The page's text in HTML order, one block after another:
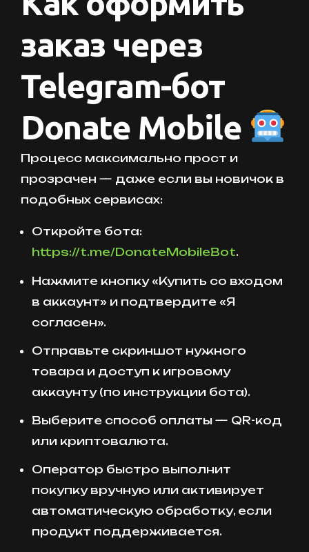
заказ через
Telegram-бот
Donate Mobile
Процесс максимально прост и
прозрачен — даже если вы новичок в
подобных сервисах:
Откройте бота:
https://t.me/DonateMobileBot.
Нажмите кнопку «Купить со входом
в аккаунт» и подтвердите «Я
согласен».
Отправьте скриншот нужного
товара и доступ к игровому
аккаунту (по инструкции бота).
Выберите способ оплаты — QR-код
или криптовалюта.
Оператор быстро выполнит
покупку вручную или активирует
автоматическую обработку, если
продукт поддерживается.